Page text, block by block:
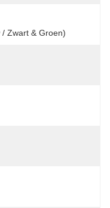
Zwart & Groen)